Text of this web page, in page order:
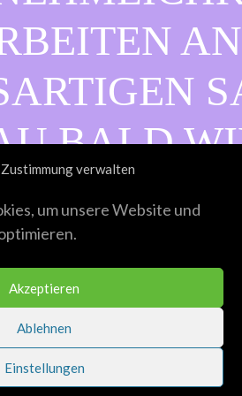
verwalten
um unsere Website und
Akzeptieren
Ablehnen
Einstellungen
BALD
ORBEI!